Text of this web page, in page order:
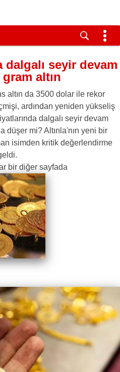
dalgalı seyir devam
altın
altın da 3500 dolar ile rekor
ardından yeniden yükseliş
dalgalı seyir devam
düşer mi? Altınla'nın yeni bir
isimden kritik değerlendirme
bir diğer sayfada